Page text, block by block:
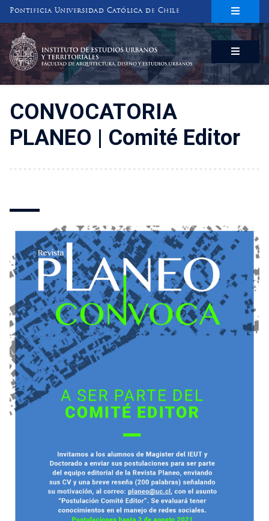
Pontificia Universidad Católica de Chile
INSTITUTO DE ESTUDIOS URBANOS
Y TERRITORIALES
CONVOCATORIA
PLANEO | Comité Editor